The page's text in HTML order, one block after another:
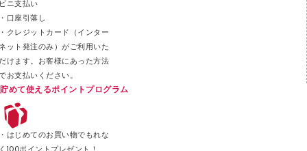
カッター
ニ支払い
口座引落し
クレジットカード（インター
ット発注のみ）がご利用いた
けます。お客様にあった方法
お支払いください。
貯めて使えるポイントプログラム
はじめてのお買い物でもれな